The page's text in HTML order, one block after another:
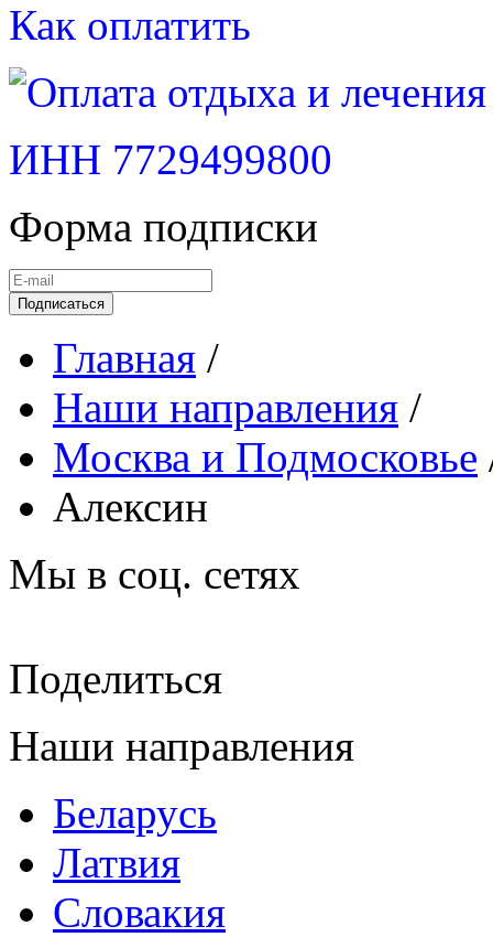
Как оплатить
ИНН 7729499800
Форма подписки
Подписаться
Главная /
Наши направления /
Москва и Подмосковье
Алексин
Мы в соц. сетях
Поделиться
Наши направления
Беларусь
Латвия
Словакия